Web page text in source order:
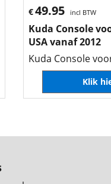
€49.95 incl BTW
Kuda Console
USA vanaf 2012
Klik